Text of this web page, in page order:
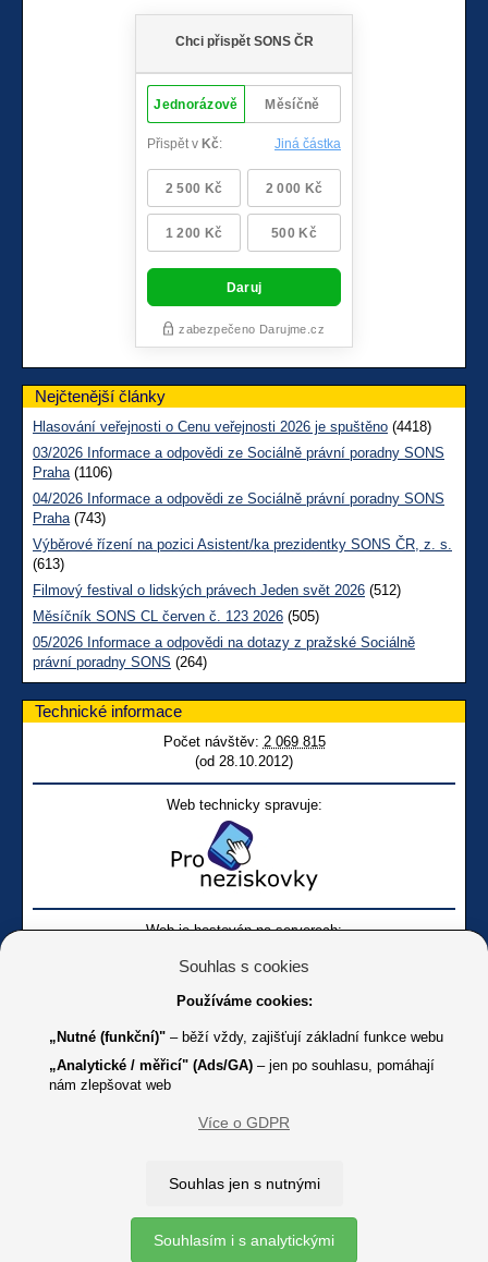
Nejčtenější články
Hlasování veřejnosti o Cenu veřejnosti 2026 je spuštěno (4418)
03/2026 Informace a odpovědi ze Sociálně právní poradny SONS
Praha(1106)
04/2026 Informace a odpovědi ze Sociálně právní poradny SONS
Praha(743)
Výběrové řízení na pozici Asistent/ka prezidentky SONS ČR, z. s.
(613)
Filmový festival o lidských právech Jeden svět 2026 (512)
Měsíčník SONS CL červen č. 123 2026 (505)
05/2026 Informace a odpovědi na dotazy z pražské Sociálně
právní poradny SONS (264)
Technické informace
Počet návštěv: 2 069 815
(od 28.10.2012)
Web technicky spravuje:
Web je hostován na serverech:
Online
Youtube SONS
K jakémukoliv užití textů a obrázků uvedených na tomto serveru je
Copyright © 2012 - 2026 SONS ČR, z. s.
Ochrana osobních údajů (GDPR)
Souhlas s cookies
Používáme cookies:
„Nutné (funkční)" – běží vždy, zajišťují základní funkce webu
„Analytické / měřicí" (Ads/GA) – jen po souhlasu, pomáhají
nám zlepšovat web
Více o GDPR
Souhlas jen s nutnými
Souhlasím i s analytickými